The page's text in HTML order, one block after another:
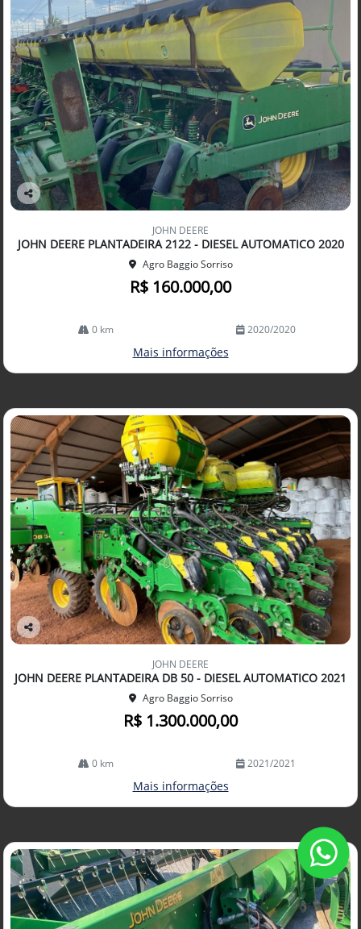
Co
arti
lhe
JOHN DEERE
JOHN DEERE PLANTADEIRA 2122 - DIESEL AUTOMATICO 2020
Agro Baggio Sorriso
R$ 160.000,00
0 km 2020/2020
Mais informações
Co
arti
lhe
JOHN DEERE
JOHN DEERE PLANTADEIRA DB 50 - DIESEL AUTOMATICO 2021
Agro Baggio Sorriso
R$ 1.300.000,00
0 km 2021/2021
Mais informações